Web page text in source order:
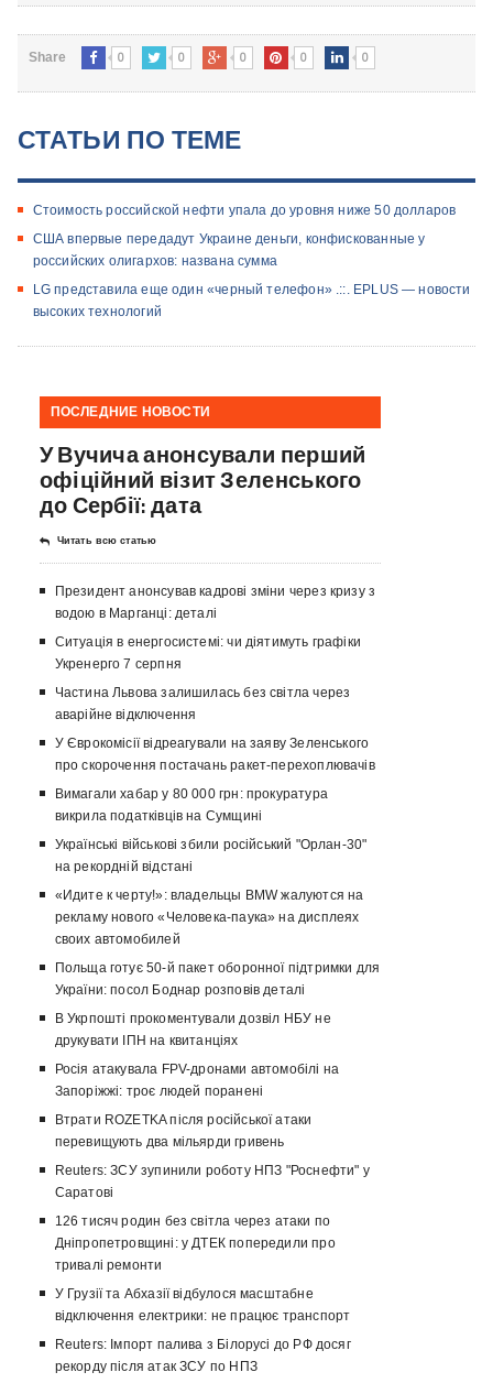
Share 0 0 0 0 0
СТАТЬИ ПО ТЕМЕ
Стоимость российской нефти упала до уровня ниже 50 долларов
США впервые передадут Украине деньги, конфискованные у
российских олигархов: названа сумма
LG представила еще один «черный телефон» .::. EPLUS — новости
высоких технологий
ПОСЛЕДНИЕ НОВОСТИ
У Вучича анонсували перший
офіційний візит Зеленського
до Сербії: дата
Читать всю статью
Президент анонсував кадрові зміни через кризу з
водою в Марганці: деталі
Ситуація в енергосистемі: чи діятимуть графіки
Укренерго 7 серпня
Частина Львова залишилась без світла через
аварійне відключення
У Єврокомісії відреагували на заяву Зеленського
про скорочення постачань ракет-перехоплювачів
Вимагали хабар у 80 000 грн: прокуратура
викрила податківців на Сумщині
Українські військові збили російський "Орлан-30"
на рекордній відстані
«Идите к черту!»: владельцы BMW жалуются на
рекламу нового «Человека-паука» на дисплеях
своих автомобилей
Польща готує 50-й пакет оборонної підтримки для
України: посол Боднар розповів деталі
В Укрпошті прокоментували дозвіл НБУ не
друкувати ІПН на квитанціях
Росія атакувала FPV-дронами автомобілі на
Запоріжжі: троє людей поранені
Втрати ROZETKA після російської атаки
перевищують два мільярди гривень
Reuters: ЗСУ зупинили роботу НПЗ "Роснефти" у
Саратові
126 тисяч родин без світла через атаки по
Дніпропетровщині: у ДТЕК попередили про
тривалі ремонти
У Грузії та Абхазії відбулося масштабне
відключення електрики: не працює транспорт
Reuters: Імпорт палива з Білорусі до РФ досяг
рекорду після атак ЗСУ по НПЗ